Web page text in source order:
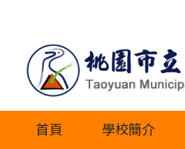
內
首頁 學校簡介